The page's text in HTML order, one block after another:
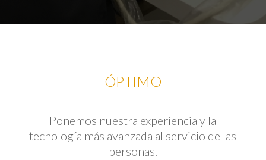
ÓPTIMO
Ponemos nuestra experiencia y la
tecnología más avanzada al servicio de las
personas.